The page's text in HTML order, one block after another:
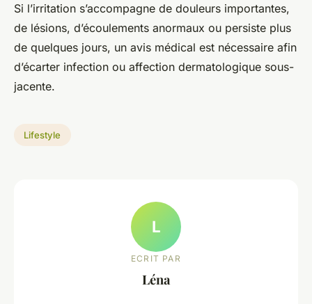
Si l’irritation s’accompagne de douleurs importantes,
de lésions, d’écoulements anormaux ou persiste plus
de quelques jours, un avis médical est nécessaire afin
d’écarter infection ou affection dermatologique sous-
jacente.
Lifestyle
L
ECRIT PAR
Léna